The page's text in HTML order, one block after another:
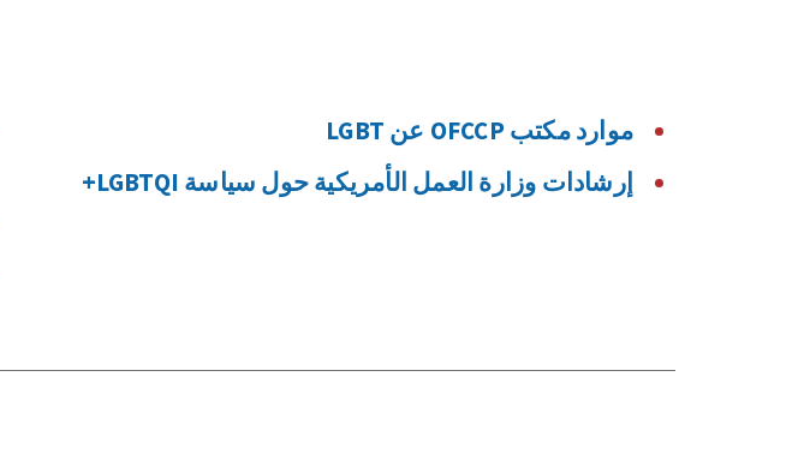
موارد مكتب OFCCP عن LGBT
إرشادات وزارة العمل الأمريكية حول سياسة LGBTQI+